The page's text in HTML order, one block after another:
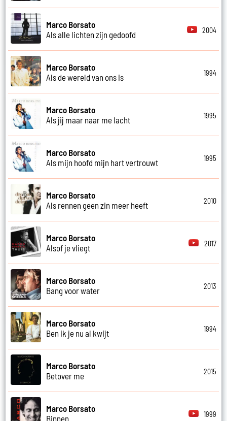
Marco Borsato
Als alle lichten zijn gedoofd
2004
Marco Borsato
Als de wereld van ons is
1994
Marco Borsato
Als jij maar naar me lacht
1995
Marco Borsato
Als mijn hoofd mijn hart vertrouwt
1995
Marco Borsato
Als rennen geen zin meer heeft
2010
Marco Borsato
Alsof je vliegt
2017
Marco Borsato
Bang voor water
2013
Marco Borsato
Ben ik je nu al kwijt
1994
Marco Borsato
Betover me
2015
Marco Borsato
Binnen
1999